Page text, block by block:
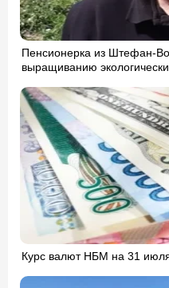
Пенсионерка из Штефан-
выращиванию
Курс валют НБМ на 31